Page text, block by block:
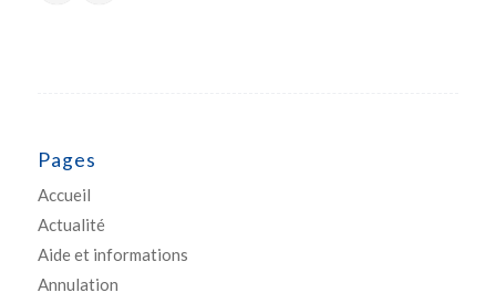
Pages
Accueil
Actualité
Aide et informations
Annulation